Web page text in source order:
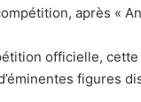
après «
officielle,
figures